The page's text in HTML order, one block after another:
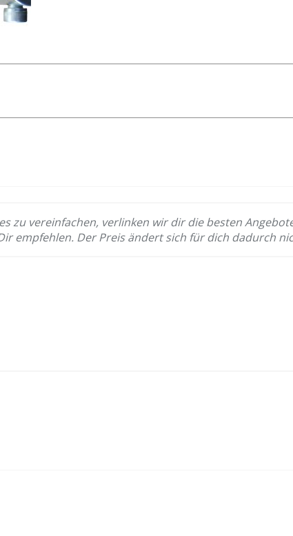
zu vereinfachen, verlinken wir dir die besten
empfehlen. Der Preis ändert sich für dich dadurch